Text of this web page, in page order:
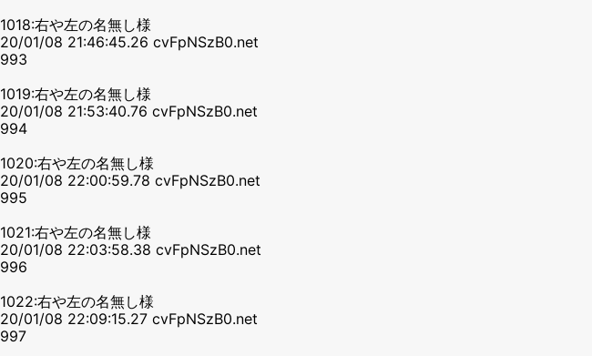
1018:右や左の名無し様
20/01/08 21:46:45.26 cvFpNSzB0.net
993
1019:右や左の名無し様
20/01/08 21:53:40.76 cvFpNSzB0.net
994
1020:右や左の名無し様
20/01/08 22:00:59.78 cvFpNSzB0.net
995
1021:右や左の名無し様
20/01/08 22:03:58.38 cvFpNSzB0.net
996
1022:右や左の名無し様
20/01/08 22:09:15.27 cvFpNSzB0.net
997